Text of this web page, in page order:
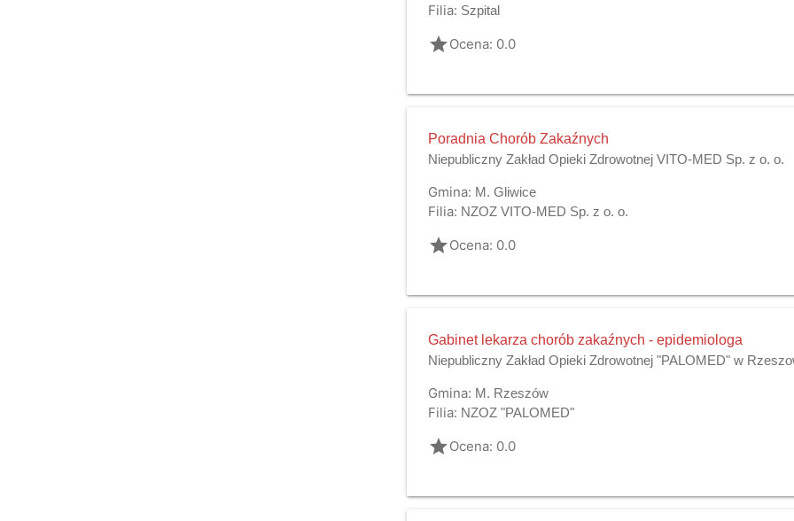
Filia: Szpital
gradeOcena: 0.0
Poradnia Chorób Zakaźnych
Niepubliczny Zakład Opieki Zdrowotnej VITO-MED Sp. z o. o.
Gmina: M. Gliwice
Filia: NZOZ VITO-MED Sp. z o. o.
gradeOcena: 0.0
Gabinet lekarza chorób zakaźnych - epidemiologa
Niepubliczny Zakład Opieki Zdrowotnej "PALOMED" w
Gmina: M. Rzeszów
Filia: NZOZ "PALOMED"
gradeOcena: 0.0